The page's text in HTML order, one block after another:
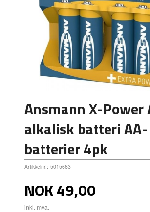
Ansmann X-Power
alkalisk batteri AA-
batterier 4pk
Artikkelnr.: 5015663
Pris
NOK49,00
inkl. mva.